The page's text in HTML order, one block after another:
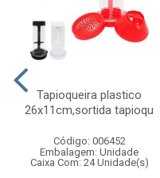
Tapioqueira plastico
26x11cm,sortida tapioqu
Código: 006452
Embalagem: Unidade
Caixa Com: 24 Unidade(s)